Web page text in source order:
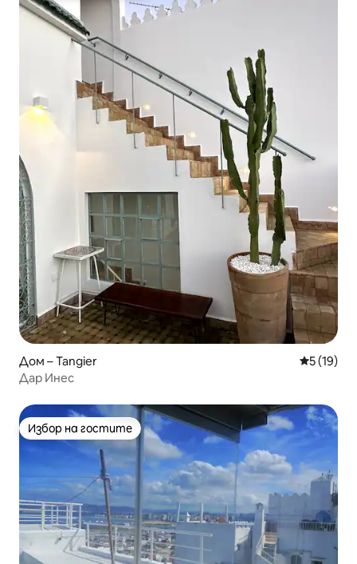
Дом – Tangier Средна
5 (19)
Дар Инес
Избор на гостите
Избор на гостите